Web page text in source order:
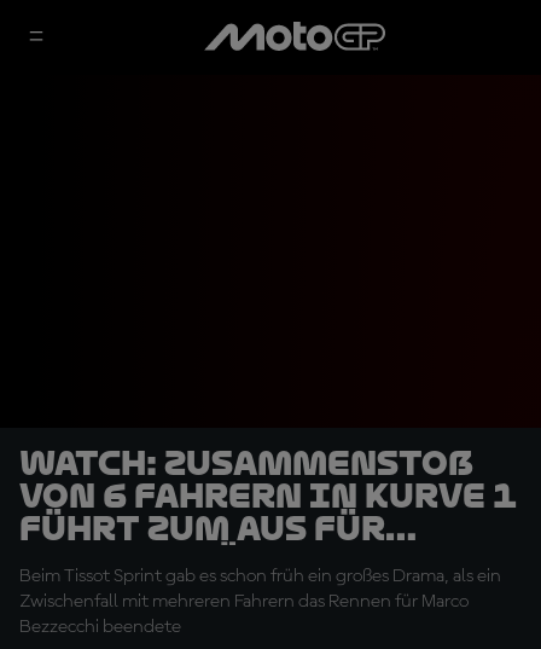
WATCH: Zusammenstoß
von 6 Fahrern in Kurve 1
führt zum Aus für
Titelanwärter
Beim Tissot Sprint gab es schon früh ein großes Drama, als ein
Zwischenfall mit mehreren Fahrern das Rennen für Marco
Bezzecchi beendete